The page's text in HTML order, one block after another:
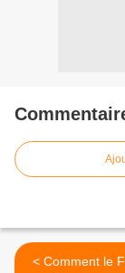
< Comment le FBI suscite